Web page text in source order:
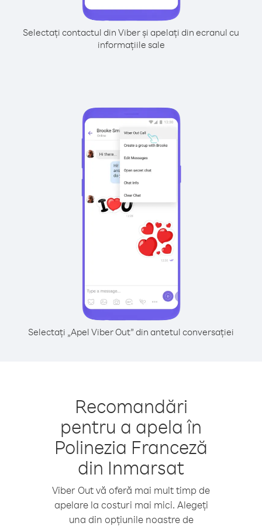
Selectați contactul din Viber și apelați din ecranul cu
informațiile sale
Selectați „Apel Viber Out” din antetul conversației
Recomandări
pentru a apela în
Polinezia Franceză
din Inmarsat
Viber Out vă oferă mai mult timp de
apelare la costuri mai mici. Alegeți
una din opțiunile noastre de